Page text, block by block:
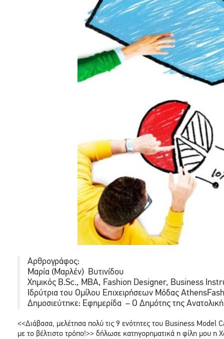
Αρθρογράφος:
Μαρία (Μαρλέν) Βυτινίδου
Χημικός B.Sc., MBA, Fashion Designer, Business
Ιδρύτρια του Ομίλου Επιχειρήσεων Μόδας
Δημοσιεύτηκε: Εφημερίδα – O Δημότης της
<<Διάβασα, μελέτησα πολύ τις 9 ενότητες του Business Model
με το βέλτιστο τρόπο!>> δήλωσε κατηγορηματικά η φίλη μου